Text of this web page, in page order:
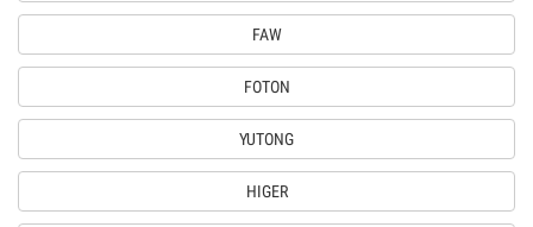
FAW
FOTON
YUTONG
HIGER